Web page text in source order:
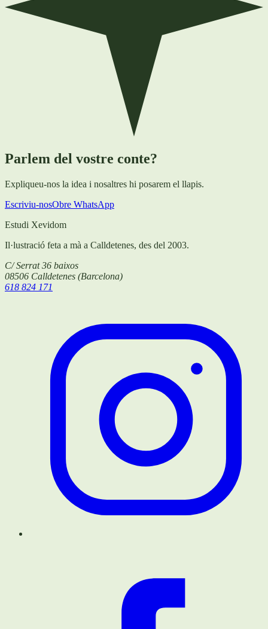
Parlem del vostre conte?
Expliqueu-nos la idea i nosaltres hi posarem el llapis.
Escriviu-nosObre WhatsApp
Estudi Xevidom
Il·lustració feta a mà a Calldetenes, des del 2003.
C/ Serrat 36 baixos
08506 Calldetenes (Barcelona)
618 824 171